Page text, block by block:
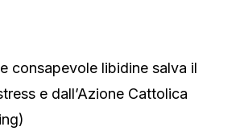
consapevole libidine salva il
e dall’Azione Cattolica